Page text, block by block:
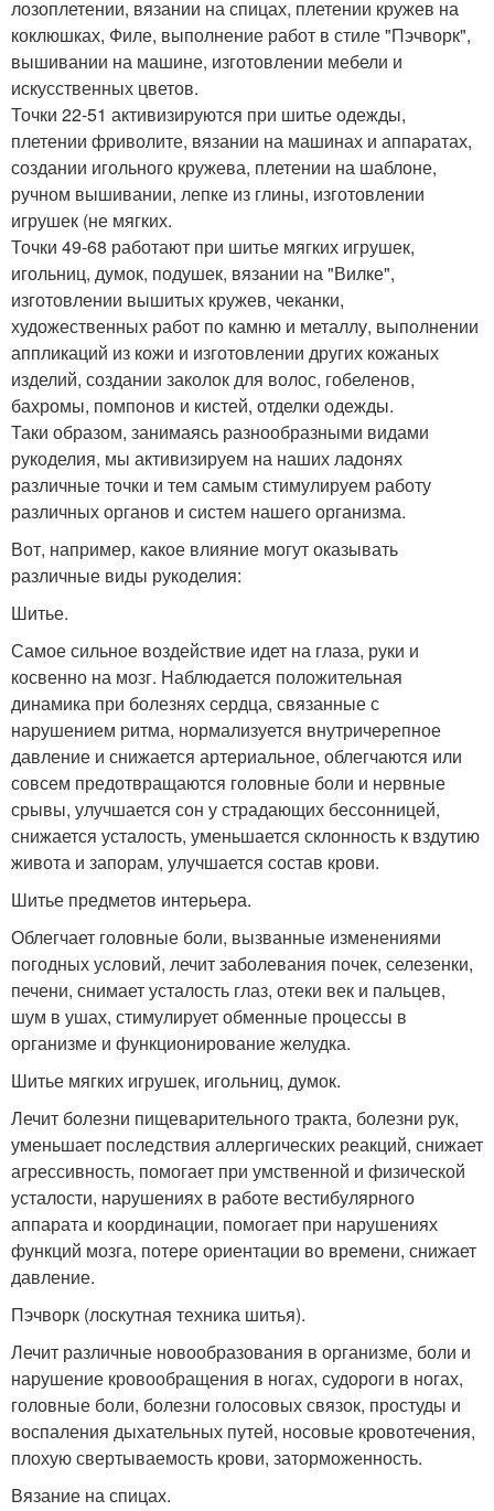
лозоплетении, вязании на спицах, плетении кружев на
коклюшках, Филе, выполнение работ в стиле "Пэчворк",
вышивании на машине, изготовлении мебели и
искусственных цветов.
Точки 22-51 активизируются при шитье одежды,
плетении фриволите, вязании на машинах и аппаратах,
создании игольного кружева, плетении на шаблоне,
ручном вышивании, лепке из глины, изготовлении
игрушек (не мягких.
Точки 49-68 работают при шитье мягких игрушек,
игольниц, думок, подушек, вязании на "Вилке",
изготовлении вышитых кружев, чеканки,
художественных работ по камню и металлу, выполнении
аппликаций из кожи и изготовлении других кожаных
изделий, создании заколок для волос, гобеленов,
бахромы, помпонов и кистей, отделки одежды.
Таки образом, занимаясь разнообразными видами
рукоделия, мы активизируем на наших ладонях
различные точки и тем самым стимулируем работу
различных органов и систем нашего организма.
Вот, например, какое влияние могут оказывать
различные виды рукоделия:
Шитье.
Самое сильное воздействие идет на глаза, руки и
косвенно на мозг. Наблюдается положительная
динамика при болезнях сердца, связанные с
нарушением ритма, нормализуется внутричерепное
давление и снижается артериальное, облегчаются или
совсем предотвращаются головные боли и нервные
срывы, улучшается сон у страдающих бессонницей,
снижается усталость, уменьшается склонность к вздутию
живота и запорам, улучшается состав крови.
Шитье предметов интерьера.
Облегчает головные боли, вызванные изменениями
погодных условий, лечит заболевания почек, селезенки,
печени, снимает усталость глаз, отеки век и пальцев,
шум в ушах, стимулирует обменные процессы в
организме и функционирование желудка.
Шитье мягких игрушек, игольниц, думок.
Лечит болезни пищеварительного тракта, болезни рук,
уменьшает последствия аллергических реакций, снижает
агрессивность, помогает при умственной и физической
усталости, нарушениях в работе вестибулярного
аппарата и координации, помогает при нарушениях
функций мозга, потере ориентации во времени, снижает
давление.
Пэчворк (лоскутная техника шитья).
Лечит различные новообразования в организме, боли и
нарушение кровообращения в ногах, судороги в ногах,
головные боли, болезни голосовых связок, простуды и
воспаления дыхательных путей, носовые кровотечения,
плохую свертываемость крови, заторможенность.
Вязание на спицах.